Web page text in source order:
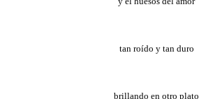
tan roído y tan duro
brillando en otro plato